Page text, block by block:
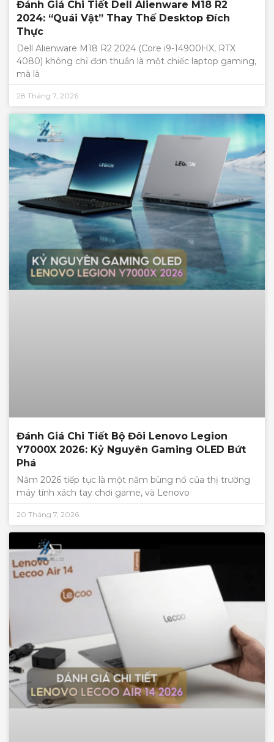
Đánh Giá Chi Tiết Dell Alienware M18 R2
2024: “Quái Vật” Thay Thế Desktop Đích
Thực
Dell Alienware M18 R2 2024 (Core i9-14900HX, RTX
4080) không chỉ đơn thuần là một chiếc laptop gaming,
mà là
28 Tháng 7, 2026
Đánh Giá Chi Tiết Bộ Đôi Lenovo Legion
Y7000X 2026: Kỷ Nguyên Gaming OLED Bứt
Phá
Năm 2026 tiếp tục là một năm bùng nổ của thị trường
máy tính xách tay chơi game, và Lenovo
20 Tháng 7, 2026